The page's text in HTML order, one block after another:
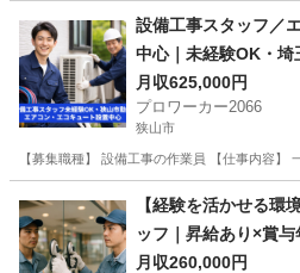
設備工事スタッフ／
中心｜未経験OK・埼
月収625,000円
プロワーカー2066
狭山市
【募集職種】 設備工事の作業員 【仕事内容
その他 未経験
【経験を活かせる環
ッフ｜昇給あり×賞
月収260,000円